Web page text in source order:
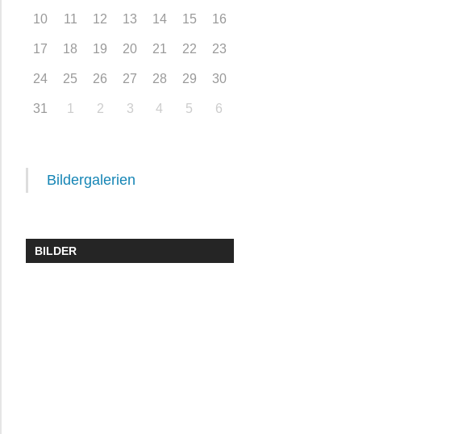
10 11 12 13 14 15 16
17 18 19 20 21 22 23
24 25 26 27 28 29 30
31 1 2 3 4 5 6
Bildergalerien
BILDER